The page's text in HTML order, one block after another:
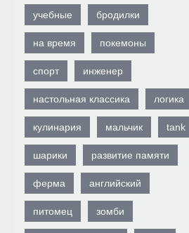
учебные бродилки
на время покемоны
спорт инженер
настольная классика логика
кулинария мальчик tank
шарики развитие памяти
ферма английский
питомец зомби